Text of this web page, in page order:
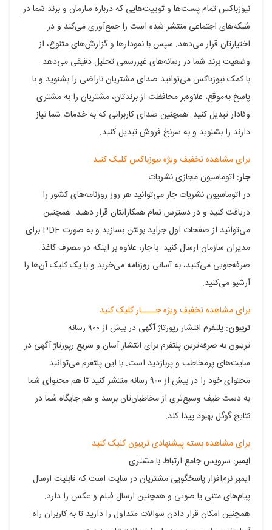
نیوزباکس تمام پست‌ها و توییت‌هایی که درباره سازمان و برند شما در
شبکه‌های اجتماعی منتشر شده است را جمع‌آوری می‌کند و در
اختیارتان قرار می‌دهد. سپس با نمودارها و گزارش‌های متنوع، از
وضعیت برند شما در رسانه‌های غیررسمی تحلیل دقیقی می‌دهد.
با کمک نیوزباکس می‌توانید صدای مشتریان ناراضی را بشنوید و با
پاسخ به‌موقع، علاوه‌بر محافظت از برندتان، مشتریان را به مشتری
وفادار تبدیل کنید. همچنین صدای کاربرانی که به خدمات شما نیاز
دارند را بشنوید و به سرنخ فروش تبدیل کنید.
برای مشاهده تخفیف ویژه نیوزباکس کلیک کنید
جار: اتوماسیون مجازی نشریات
در اتوماسیون نشریات جار می‌توانید هر روز روزنامه‌های کشور را
دریافت کنید و در دسترس تمام همکارانتان قرار دهید. همچنین
می‌توانید از صفحات اول جراید بولتن بسازید و به صورت PDF برای
مدیران سازمان ارسال کنید. با جار، علاوه بر اینکه در مصرف کاغذ
صرفه‌جویی می‌کنید، به آسانی روزنامه می‌خرید و با یک کلیک آن‌ها را
آرشیو می‌کنید.
برای مشاهده تخفیف ویژه جــــار کلیک کنید
تریبون: پلتفرم انتشار رپورتاژ آگهی در بیش از ۹۰۰ رسانه
تریبون به صرفه‌ترین پلتفرم برای انتشار آسان و سریع رپورتاژ آگهی در
سایت‌های پرمخاطب و پربازدید است. با این پلتفرم می‌توانید
محتوای خود را در بیش از ۹۰۰ رسانه منتشر کنید تا هم محتوای شما
به دست طیف وسیع‌تری از مخاطبان‌تان برسد و هم جایگاه شما در
نتایج گوگل بهبود پیدا کند.
برای مشاهده بسته پیشنهادی تریبون کلیک کنید
ایمبر: سرویس جامع ارتباط با مشتری
ایمبر نرم‌افزار پاسخگویی مشتریان در سایت است که قابلیت ارسال
پیام‌های متنی یا صوتی و همچنین ارسال فیلم و عکس را دارد.
همچنین امکان قرار دادن سوالات متداول را دارید تا به کاربران راه